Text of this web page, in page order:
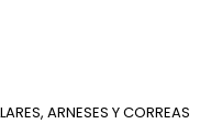
ARNESES Y CORREAS